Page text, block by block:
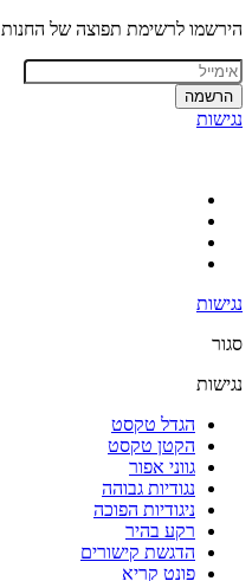
הירשמו לרשימת תפוצה של החנות
הרשמה
נגישות
נגישות
סגור
נגישות
הגדל טקסט
הקטן טקסט
גווני אפור
נגודיות גבוהה
ניגודיות הפוכה
רקע בהיר
הדגשת קישורים
פונט קריא